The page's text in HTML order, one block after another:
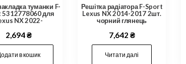
туманки F-
5312778060 для
NX 2022-
2,694₴
в кошик
Решітка радіатора F-Sport
Lexus NX 2014-2017 2шт.
чорний глянець
7,642 ₴
Читати далі